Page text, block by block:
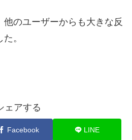
のユーザーからも大きな反
。
ェアする
Facebook LINE